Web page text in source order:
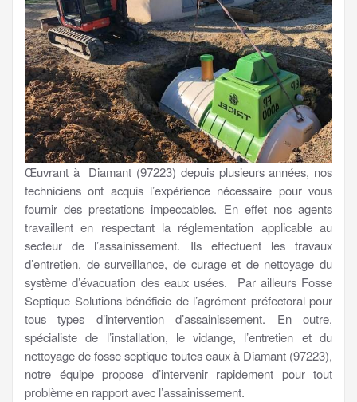
Œuvrant à Diamant (97223) depuis plusieurs années, nos
techniciens ont acquis l’expérience nécessaire pour vous
fournir des prestations impeccables. En effet nos agents
travaillent en respectant la réglementation applicable au
secteur de l’assainissement. Ils effectuent les travaux
d’entretien, de surveillance, de curage et de nettoyage du
système d’évacuation des eaux usées. Par ailleurs Fosse
Septique Solutions bénéficie de l’agrément préfectoral pour
tous types d’intervention d’assainissement. En outre,
spécialiste de l’installation, le vidange, l’entretien et du
nettoyage de fosse septique toutes eaux à Diamant (97223),
notre équipe propose d’intervenir rapidement pour tout
problème en rapport avec l’assainissement.